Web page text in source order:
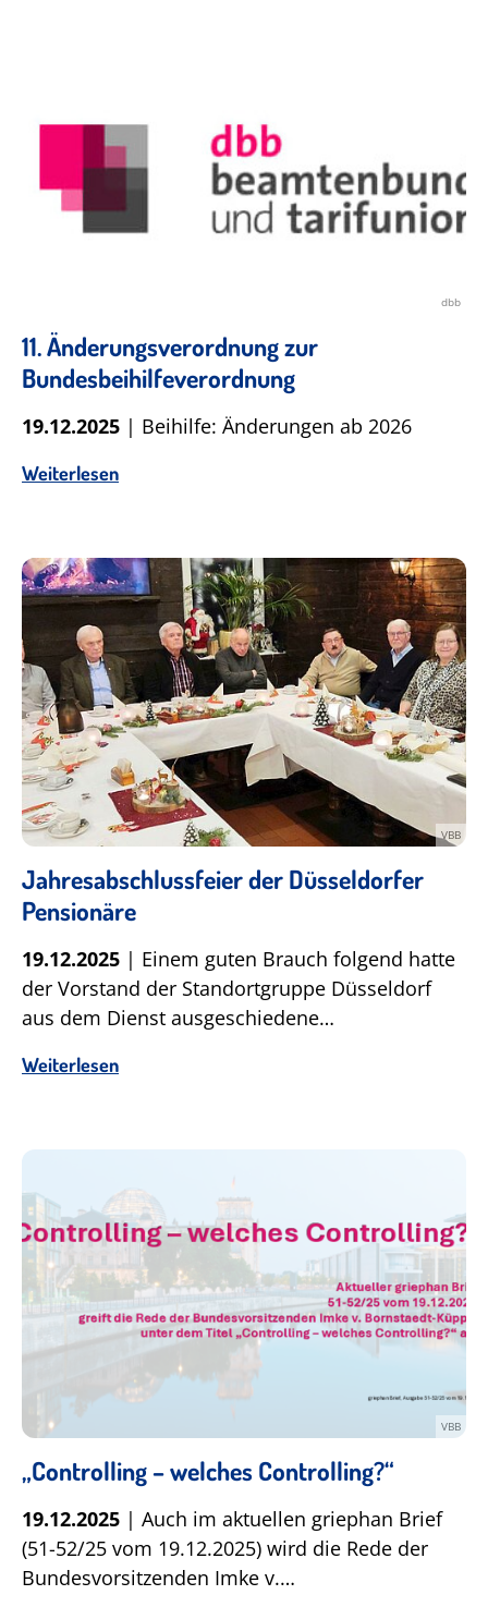
dbb
11. Änderungsverordnung zur
Bundesbeihilfeverordnung
19.12.2025 | Beihilfe: Änderungen ab 2026
Weiterlesen
VBB
Jahresabschlussfeier der Düsseldorfer
Pensionäre
19.12.2025 | Einem guten Brauch folgend hatte
der Vorstand der Standortgruppe Düsseldorf
aus dem Dienst ausgeschiedene…
Weiterlesen
VBB
„Controlling – welches Controlling?“
19.12.2025 | Auch im aktuellen griephan Brief
(51-52/25 vom 19.12.2025) wird die Rede der
Bundesvorsitzenden Imke v.…